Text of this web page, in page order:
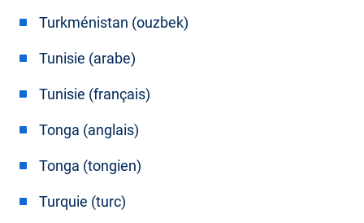
Turkménistan (ouzbek)
Tunisie (arabe)
Tunisie (français)
Tonga (anglais)
Tonga (tongien)
Turquie (turc)